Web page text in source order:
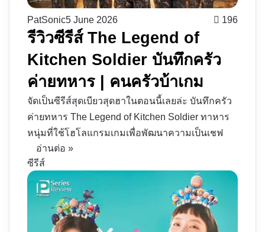
PatSonic5 June 2026 196
รีวิวซีรีส์ The Legend of
Kitchen Soldier บันทึกครัว
ค่ายทหาร | คนครัวบ้าเกม
จัดเป็นซีรีส์สุดเบียวสุดฮาในตอนนี้เลยล่ะ บันทึกครัว
ค่ายทหาร The Legend of Kitchen Soldier ทาหาร
หนุ่มที่ใช้โฮโลแกรมเกมเพื่อพัฒนาความเป็นเชฟ
อ่านต่อ »
ซีรีส์